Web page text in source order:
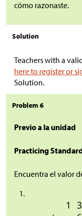
cómo razonaste.
Solution
Teachers with a
here to register or
Solution.
Problem 6
Previo a la unidad
Practicing
Encuentra el valor